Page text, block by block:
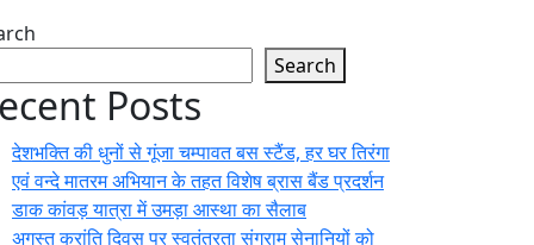
Search
Posts
देशभक्ति की धुनों से गूंजा चम्पावत बस स्टैंड, हर घर तिरंगा
एवं वन्दे मातरम अभियान के तहत विशेष ब्रास बैंड प्रदर्शन
डाक कांवड़ यात्रा में उमड़ा आस्था का सैलाब
अगस्त क्रांति दिवस पर स्वतंत्रता संग्राम सेनानियों को